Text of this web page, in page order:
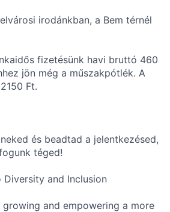
irodánkban, a Bem térnél
fizetésünk havi bruttó 460
jön még a műszakpótlék. A
Ft.
és beadtad a jelentkezésed,
téged!
and Inclusion
growing and empowering a more